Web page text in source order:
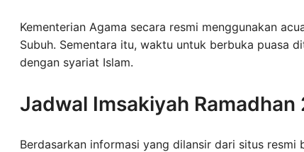
Kementerian Agama secara resmi menggunakan
Subuh. Sementara itu, waktu untuk berbuka puasa
dengan syariat Islam.
Jadwal Imsakiyah
Berdasarkan informasi yang dilansir dari situs